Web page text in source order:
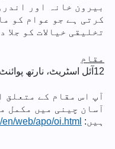
بیرون خانہ اور
کرتی ہے جو عوام کو
تخلیقی خیالات کو جلا
مقام
آئل اسٹریٹ، نارتھ 12
آپ اس مقام کے متعلق
آسان چینی میں مکمل
ہیں: web/apo/oi.html